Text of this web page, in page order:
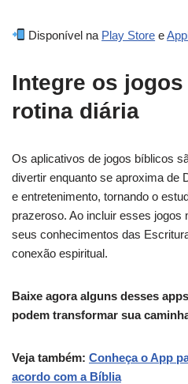
Disponível na Play Store e
Integre os
rotina diária
Os aplicativos de jogos bíblicos
divertir enquanto se aproxima de
e entretenimento, tornando o
prazeroso. Ao incluir esses jogos
seus conhecimentos das
conexão espiritual.
Baixe agora alguns desses
podem transformar sua
Veja também: Conheça o App
acordo com a Bíblia